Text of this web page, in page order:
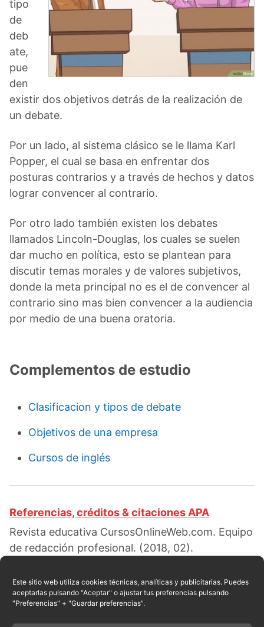
Este sitio web utiliza cookies técnicas, analíticas y publicitarias. Puedes
aceptarlas pulsando "Aceptar" o ajustar tus preferencias pulsando
"Preferencias" + "Guardar preferencias".
tipo
de
deb
ate,
pue
den
existir dos objetivos detrás de la realización de
un debate.
Por un lado, al sistema clásico se le llama Karl
Popper, el cual se basa en enfrentar dos
posturas contrarios y a través de hechos y datos
lograr convencer al contrario.
Por otro lado también existen los debates
llamados Lincoln-Douglas, los cuales se suelen
dar mucho en política, esto se plantean para
discutir temas morales y de valores subjetivos,
donde la meta principal no es el de convencer al
contrario sino mas bien convencer a la audiencia
por medio de una buena oratoria.
Complementos de estudio
Clasificacion y tipos de debate
Objetivos de una empresa
Cursos de inglés
Referencias, créditos & citaciones APA
Revista educativa CursosOnlineWeb.com. Equipo
de redacción profesional. (2018, 02).
G. Ortiz. Obtenido en fecha 08, 2026, desde el
sitio web:
https://cursosonlineweb.com/caracteristicas-